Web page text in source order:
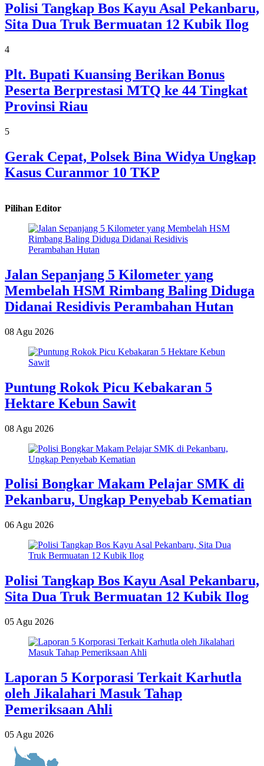
Polisi Tangkap Bos Kayu Asal Pekanbaru,
Sita Dua Truk Bermuatan 12 Kubik Ilog
4
Plt. Bupati Kuansing Berikan Bonus
Peserta Berprestasi MTQ ke 44 Tingkat
Provinsi Riau
5
Gerak Cepat, Polsek Bina Widya Ungkap
Kasus Curanmor 10 TKP
Pilihan Editor
Jalan Sepanjang 5 Kilometer yang
Membelah HSM Rimbang Baling Diduga
Didanai Residivis Perambahan Hutan
08 Agu 2026
Puntung Rokok Picu Kebakaran 5
Hektare Kebun Sawit
08 Agu 2026
Polisi Bongkar Makam Pelajar SMK di
Pekanbaru, Ungkap Penyebab Kematian
06 Agu 2026
Polisi Tangkap Bos Kayu Asal Pekanbaru,
Sita Dua Truk Bermuatan 12 Kubik Ilog
05 Agu 2026
Laporan 5 Korporasi Terkait Karhutla
oleh Jikalahari Masuk Tahap
Pemeriksaan Ahli
05 Agu 2026